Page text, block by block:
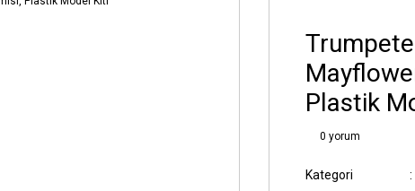
Plastik
0 yorum
Kategori